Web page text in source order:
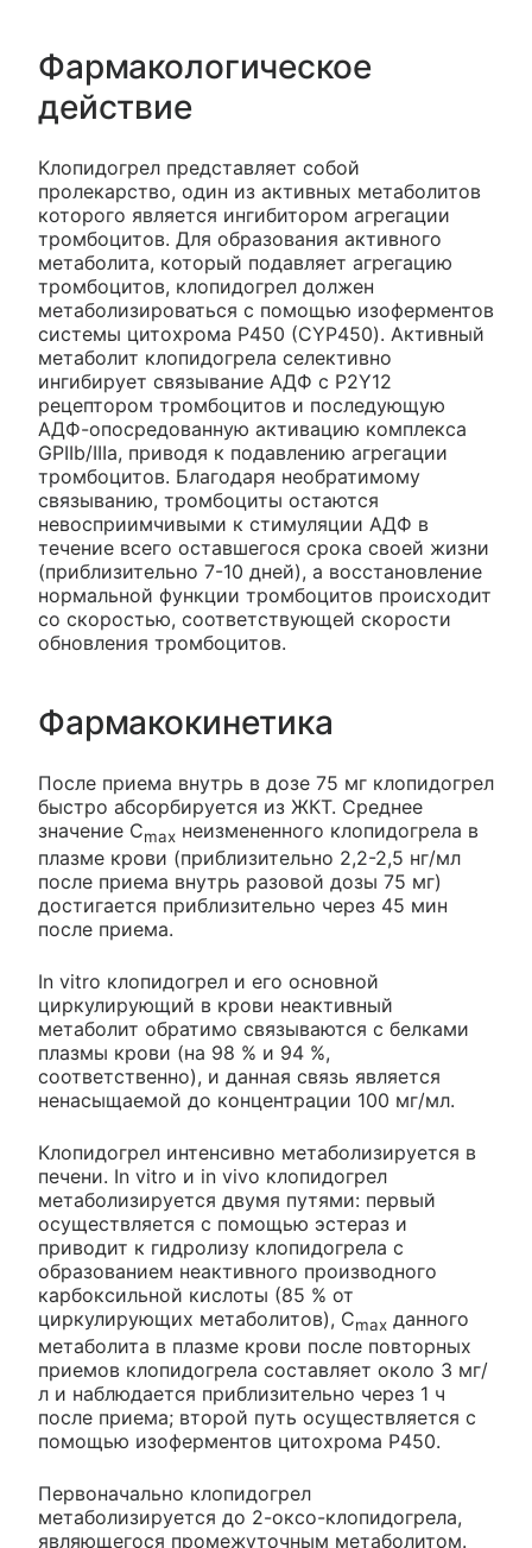
Фармакологическое
действие
Клопидогрел представляет собой
пролекарство, один из активных метаболитов
которого является ингибитором агрегации
тромбоцитов. Для образования активного
метаболита, который подавляет агрегацию
тромбоцитов, клопидогрел должен
метаболизироваться с помощью изоферментов
системы цитохрома Р450 (CYP450). Активный
метаболит клопидогрела селективно
ингибирует связывание АДФ с P2Y12
рецептором тромбоцитов и последующую
АДФ-опосредованную активацию комплекса
GPIIb/IIIa, приводя к подавлению агрегации
тромбоцитов. Благодаря необратимому
связыванию, тромбоциты остаются
невосприимчивыми к стимуляции АДФ в
течение всего оставшегося срока своей жизни
(приблизительно 7-10 дней), а восстановление
нормальной функции тромбоцитов происходит
со скоростью, соответствующей скорости
обновления тромбоцитов.
Фармакокинетика
После приема внутрь в дозе 75 мг клопидогрел
быстро абсорбируется из ЖКТ. Среднее
значение Сmax неизмененного клопидогрела в
плазме крови (приблизительно 2,2-2,5 нг/мл
после приема внутрь разовой дозы 75 мг)
достигается приблизительно через 45 мин
после приема.
In vitro клопидогрел и его основной
циркулирующий в крови неактивный
метаболит обратимо связываются с белками
плазмы крови (на 98 % и 94 %,
соответственно), и данная связь является
ненасыщаемой до концентрации 100 мг/мл.
Клопидогрел интенсивно метаболизируется в
печени. In vitro и in vivo клопидогрел
метаболизируется двумя путями: первый
осуществляется с помощью эстераз и
приводит к гидролизу клопидогрела с
образованием неактивного производного
карбоксильной кислоты (85 % от
циркулирующих метаболитов), Cmax данного
метаболита в плазме крови после повторных
приемов клопидогрела составляет около 3 мг/
л и наблюдается приблизительно через 1 ч
после приема; второй путь осуществляется с
помощью изоферментов цитохрома Р450.
Первоначально клопидогрел
метаболизируется до 2-оксо-клопидогрела,
являющегося промежуточным метаболитом.